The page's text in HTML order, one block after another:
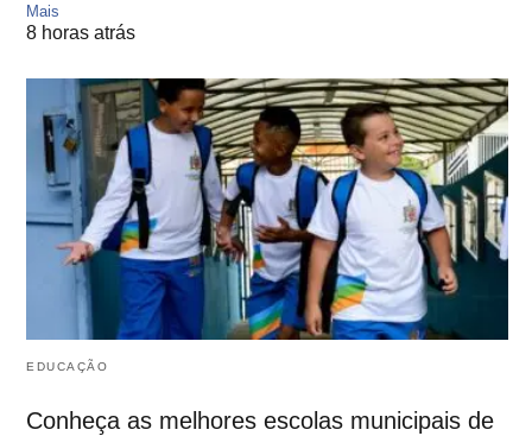
Mais
8 horas atrás
EDUCAÇÃO
Conheça as melhores escolas municipais de